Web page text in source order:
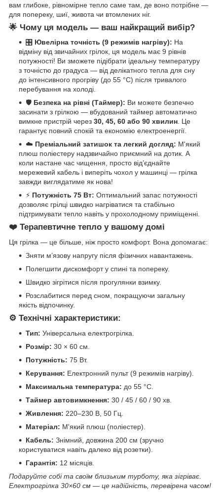
вам глибоке, рівномірне тепло саме там, де воно потрібне —
для попереку, шиї, живота чи втомлених ніг.
🌟 Чому ця модель — ваш найкращий вибір?
🎛️ Ювелірна точність (9 режимів нагріву): На
відміну від звичайних грілок, ця модель має 9 рівнів
потужності! Ви зможете підібрати ідеальну температуру
з точністю до градуса — від делікатного тепла для сну
до інтенсивного прогріву (до 55 °C) після тривалого
перебування на холоді.
🛡️ Безпека на рівні (Таймер): Ви можете безпечно
засинати з грілкою — вбудований таймер автоматично
вимкне пристрій через 30, 45, 60 або 90 хвилин. Це
гарантує повний спокій та економію електроенергії.
☁️ Преміальний затишок та легкий догляд: М'який
плюш поліестеру надзвичайно приємний на дотик. А
коли настане час чищення, просто від’єднайте
мережевий кабель і виперіть чохол у машинці — грілка
завжди виглядатиме як нова!
⚡ Потужність 75 Вт: Оптимальний запас потужності
дозволяє грілці швидко нагріватися та стабільно
підтримувати тепло навіть у прохолодному приміщенні.
❤️ Терапевтичне тепло у вашому домі
Ця грілка — це більше, ніж просто комфорт. Вона допомагає:
Зняти м’язову напругу після фізичних навантажень.
Полегшити дискомфорт у спині та попереку.
Швидко зігрітися після прогулянки взимку.
Розслабитися перед сном, покращуючи загальну
якість відпочинку.
⚙️ Технічні характеристики:
Тип: Універсальна електрогрілка.
Розмір: 30 × 60 см.
Потужність: 75 Вт.
Керування: Електронний пульт (9 режимів нагріву).
Максимальна температура: до 55 °C.
Таймер автовимкнення: 30 / 45 / 60 / 90 хв.
Живлення: 220–230 В, 50 Гц.
Матеріал: М'який плюш (поліестер).
Кабель: Знімний, довжина 200 см (зручно
користуватися навіть далеко від розетки).
Гарантія: 12 місяців.
Подаруйте собі та своїм близьким турботу, яка зігріває.
Електрогрілка 30×60 см — це надійність, перевірена часом!